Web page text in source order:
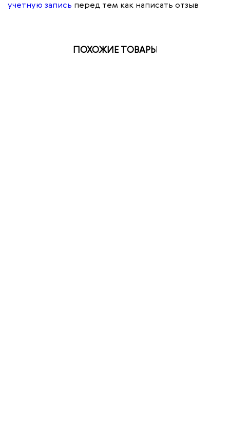
учетную запись перед тем как написать отзыв
ПОХОЖИЕ ТОВАРЫ